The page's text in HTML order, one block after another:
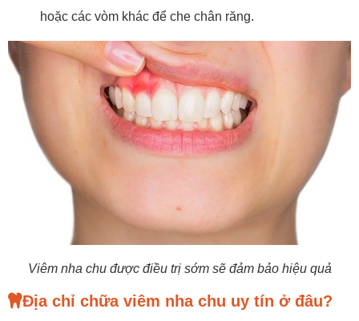
hoặc các vòm khác để che chân răng.
Viêm nha chu được điều trị sớm sẽ đảm bảo hiệu quả
Địa chỉ chữa viêm nha chu uy tín ở đâu?